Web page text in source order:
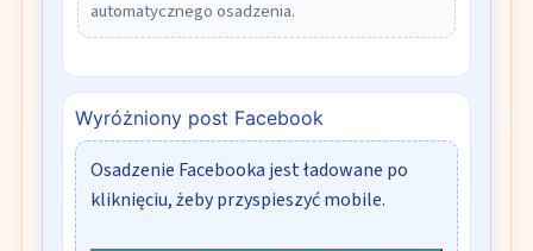
automatycznego osadzenia.
Wyróżniony post Facebook
Osadzenie Facebooka jest ładowane po
kliknięciu, żeby przyspieszyć mobile.